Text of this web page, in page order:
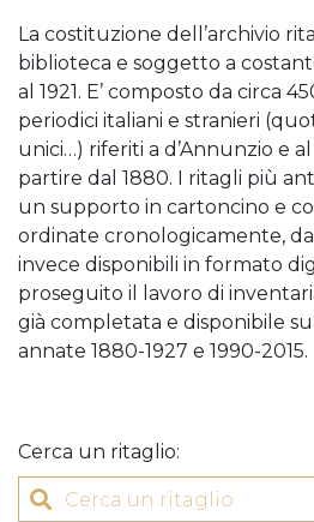
Progetti speciali
Mostre
Bottega del Vittoriale
Negozi del Vittoriale
Orari di apertura e
Acquista Biglietti
Modulo reclami –
La costituzione dell’archivio
biblioteca e soggetto a
al 1921. E’ composto da circa
periodici italiani e stranieri
unici…) riferiti a d’Annunzio e
partire dal 1880. I ritagli più
un supporto in cartoncino e
ordinate cronologicamente,
invece disponibili in formato
proseguito il lavoro di
già completata e disponibile
annate 1880-1927 e 1990-2015.
Cerca un ritaglio: